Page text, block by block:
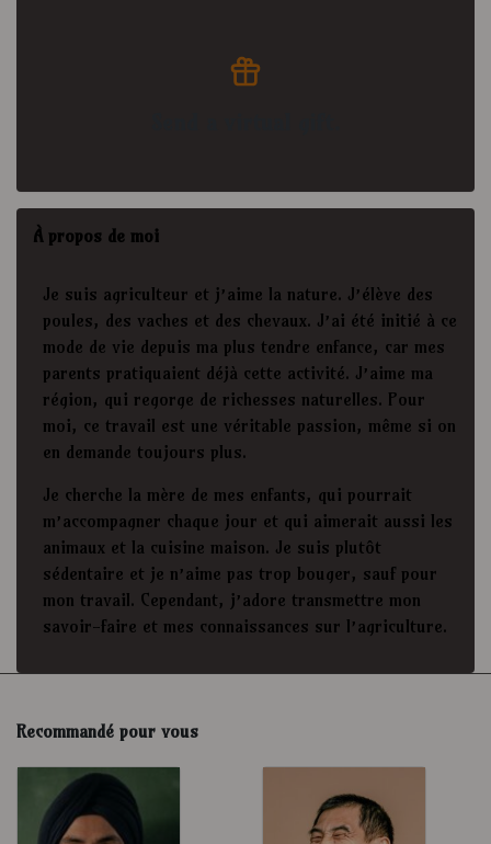
À propos de moi
Je suis agriculteur et j’aime la nature. J’élève des
poules, des vaches et des chevaux. J’ai été initié à ce
mode de vie depuis ma plus tendre enfance, car mes
parents pratiquaient déjà cette activité. J’aime ma
région, qui regorge de richesses naturelles. Pour
moi, ce travail est une véritable passion, même si on
en demande toujours plus.
Je cherche la mère de mes enfants, qui pourrait
m’accompagner chaque jour et qui aimerait aussi les
animaux et la cuisine maison. Je suis plutôt
sédentaire et je n’aime pas trop bouger, sauf pour
mon travail. Cependant, j’adore transmettre mon
savoir-faire et mes connaissances sur l’agriculture.
Recommandé pour vous